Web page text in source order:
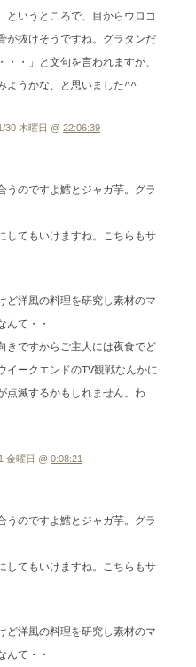
というところで、目からウロコ
が抜けそうですね。グラタンだ
・・」と文句を言われますが、
ようかな、と思いました^^
30 木曜日 @ 22:06:39
うのですよ鱈とジャガ芋。グラ
してもいけますね。こちらもサ
ど洋風の料理を研究し素材のマ
んて・・
きですからご主人には夜食でど
イークエンドのTV観戦なんかに
点滅するかもしれません。わ
金曜日 @ 0:08:21
うのですよ鱈とジャガ芋。グラ
してもいけますね。こちらもサ
ど洋風の料理を研究し素材のマ
んて・・